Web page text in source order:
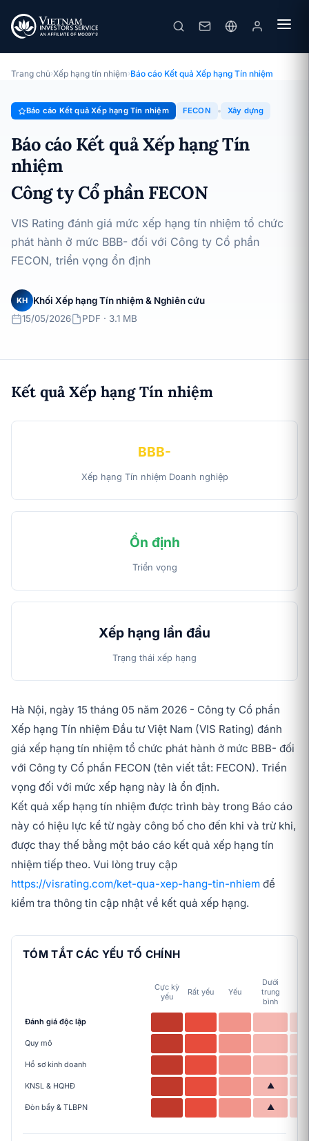
Báo cáo Kết quả Xếp hạng Tín nhiệm · Công ty Cổ phần FECON ·
15/05/2026
Trang chủ›Xếp hạng tín nhiệm›Báo cáo Kết quả Xếp hạng Tín nhiệm
Báo cáo Kết quả Xếp hạng Tín nhiệm FECON Xây dựng
Báo cáo Kết quả Xếp hạng Tín
nhiệm
Công ty Cổ phần FECON
VIS Rating đánh giá mức xếp hạng tín nhiệm tổ chức
phát hành ở mức BBB- đối với Công ty Cổ phần
FECON, triển vọng ổn định
KH
Khối Xếp hạng Tín nhiệm & Nghiên cứu
15/05/2026
PDF · 3.1 MB
Kết quả Xếp hạng Tín nhiệm
BBB-
Xếp hạng Tín nhiệm Doanh nghiệp
Ổn định
Triển vọng
Xếp hạng lần đầu
Trạng thái xếp hạng
Hà Nội, ngày 15 tháng 05 năm 2026 - Công ty Cổ phần
Xếp hạng Tín nhiệm Đầu tư Việt Nam (VIS Rating) đánh
giá xếp hạng tín nhiệm tổ chức phát hành ở mức BBB- đối
với Công ty Cổ phần FECON (tên viết tắt: FECON). Triển
vọng đối với mức xếp hạng này là ổn định.
Kết quả xếp hạng tín nhiệm được trình bày trong Báo cáo
này có hiệu lực kể từ ngày công bố cho đến khi và trừ khi,
được thay thế bằng một báo cáo kết quả xếp hạng tín
nhiệm tiếp theo. Vui lòng truy cập
https://visrating.com/ket-qua-xep-hang-tin-nhiem để
kiểm tra thông tin cập nhật về kết quả xếp hạng.
TÓM TẮT CÁC YẾU TỐ CHÍNH
Cực kỳ
yếu
Rất yếu Yếu
Dưới
trung
bình
Đánh giá độc lập
Quy mô
Hồ sơ kinh doanh
KNSL & HQHĐ ▲
Đòn bẩy & TLBPN ▲